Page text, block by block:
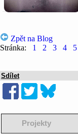
Zpět na Blog
Stránka:
1 2 3 4 5
Sdílet
Projekty